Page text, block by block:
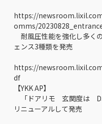
https://
omms/
耐風圧性能を強化し多く
ェンス3種類を発売
https://
df
【YKK AP】
「ドアリモ 玄関度は
リニューアルして発売